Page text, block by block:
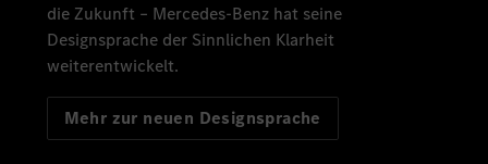
die Zukunft – Mercedes-Benz hat seine
Designsprache der Sinnlichen Klarheit
weiterentwickelt.
Mehr zur neuen Designsprache